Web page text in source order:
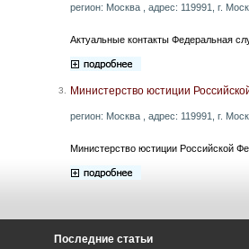
регион: Москва , адрес: 119991, г.
Актуальные контакты Федеральная
3. Министерство юстиции
регион: Москва , адрес: 119991, г.
Министерство юстиции Российской
Последние статьи